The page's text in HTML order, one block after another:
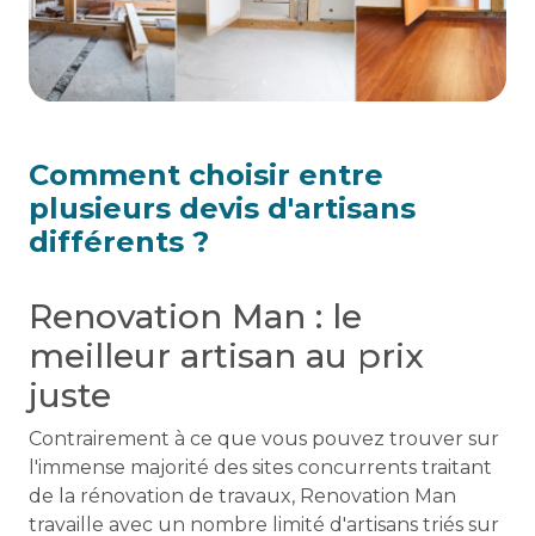
Comment choisir entre
plusieurs devis d'artisans
différents ?
Renovation Man : le
meilleur artisan au prix
juste
Contrairement à ce que vous pouvez trouver sur
l'immense majorité des sites concurrents traitant
de la rénovation de travaux, Renovation Man
travaille avec un nombre limité d'artisans triés sur